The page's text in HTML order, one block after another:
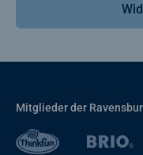
Mitglieder der